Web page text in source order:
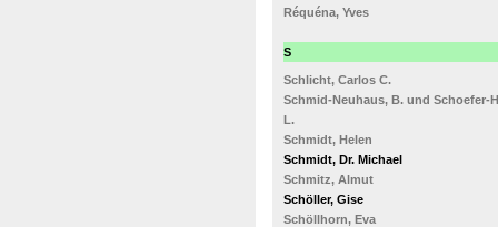
Réquéna, Yves
S
Schlicht, Carlos C.
Schmid-Neuhaus, B. und Schoefer-
L.
Schmidt, Helen
Schmidt, Dr. Michael
Schmitz, Almut
Schöller, Gise
Schöllhorn, Eva